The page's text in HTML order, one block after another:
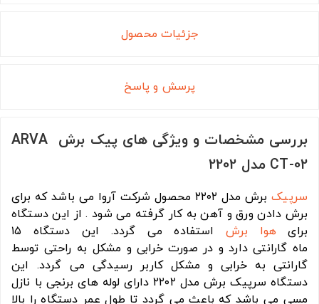
جزئیات محصول
پرسش و پاسخ
بررسی مشخصات و ویژگی های پیک برش ARVA
CT-02 مدل 2202
سرپیک
برش مدل ۲۲۰۲ محصول شرکت آروا می باشد که برای
برش دادن ورق و آهن به کار گرفته می شود . از این دستگاه
برای هوا برش
استفاده می گردد. این دستگاه ۱۵
ماه گارانتی دارد و در صورت خرابی و مشکل به راحتی توسط
گارانتی به خرابی و مشکل کاربر رسیدگی می گردد. این
دستگاه سرپیک برش مدل ۲۲۰۲ دارای لوله های برنجی با نازل
مسی می باشد که باعث می گردد تا طول عمر دستگاه را بالا